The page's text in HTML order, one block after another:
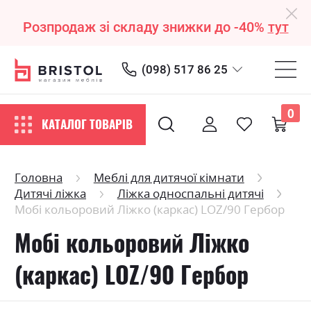
Розпродаж зі складу знижки до -40% тут
(098) 517 86 25
КАТАЛОГ ТОВАРІВ
0
Головна
Меблі для дитячої кімнати
Дитячі ліжка
Ліжка односпальні дитячі
Мобі кольоровий Ліжко (каркас) LOZ/90 Гербор
Мобі кольоровий Ліжко
(каркас) LOZ/90 Гербор